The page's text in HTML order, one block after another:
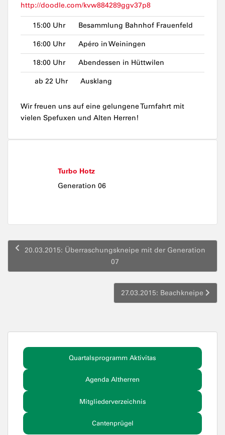
http://doodle.com/kvw884289ggv37p8
15:00 Uhr Besammlung Bahnhof Frauenfeld
16:00 Uhr Apéro in Weiningen
18:00 Uhr Abendessen in Hüttwilen
ab 22 Uhr Ausklang
Wir freuen uns auf eine gelungene Turnfahrt mit
vielen Spefuxen und Alten Herren!
Turbo Hotz
Generation 06
Beitragsnavigation
20.03.2015: Überraschungskneipe mit der Generation
07
27.03.2015: Beachkneipe
Quartalsprogramm Aktivitas
Agenda Altherren
Mitgliederverzeichnis
Cantenprügel